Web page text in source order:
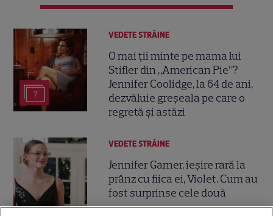
7
VEDETE STRĂINE
O mai ții minte pe mama lui
Stifler din „American Pie”?
Jennifer Coolidge, la 64 de ani,
dezvăluie greșeala pe care o
regretă și astăzi
VEDETE STRĂINE
Jennifer Garner, ieșire rară la
prânz cu fiica ei, Violet. Cum au
fost surprinse cele două